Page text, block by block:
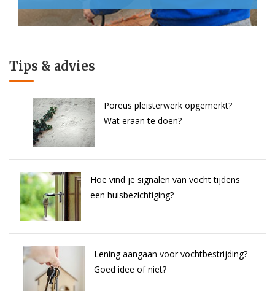
Tips & advies
Poreus pleisterwerk opgemerkt?
Wat eraan te doen?
Hoe vind je signalen van vocht tijdens
een huisbezichtiging?
Lening aangaan voor vochtbestrijding?
Goed idee of niet?